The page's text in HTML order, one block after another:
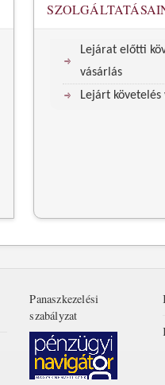
Lejárat előtti
vásárlás
Lejárt követelés
Panaszkezelési
szabályzat